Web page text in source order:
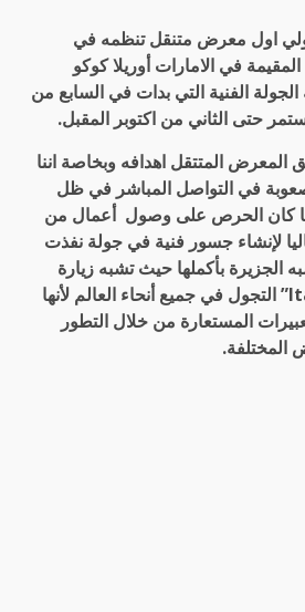
اول معرض متنقل تنظمه في
المقيمة في الامارات أوريلا كوكو
الفنية التي بدات في السابع من
حتى الثاني من اكتوبر المقبل.
المتتقل اهدافه وبخاصة اننا
في التواصل المباشر في ظل
ومن هنا كان الحرص على وصول أعمال من
لإنشاء جسور فنية في جولة نفذت
بأكملها حيث تشبه زيارة
معرض “Italia in Arte” التجول في جميع أنحاء العالم لأنها
المستعارة من خلال التطور